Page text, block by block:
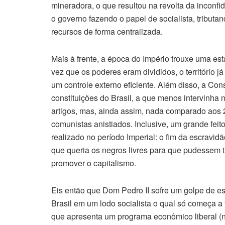
mineradora, o que resultou na revolta da
o governo fazendo o papel de socialista,
recursos de forma centralizada.
Mais à frente, a época do Império trouxe uma
vez que os poderes eram divididos, o território
um controle externo eficiente. Além disso, a
constituições do Brasil, a que menos intervinha
artigos, mas, ainda assim, nada comparado
comunistas anistiados. Inclusive, um grande
realizado no período Imperial: o fim da
que queria os negros livres para que
promover o capitalismo.
Eis então que Dom Pedro II sofre um golpe de
Brasil em um lodo socialista o qual só começa
que apresenta um programa econômico liberal